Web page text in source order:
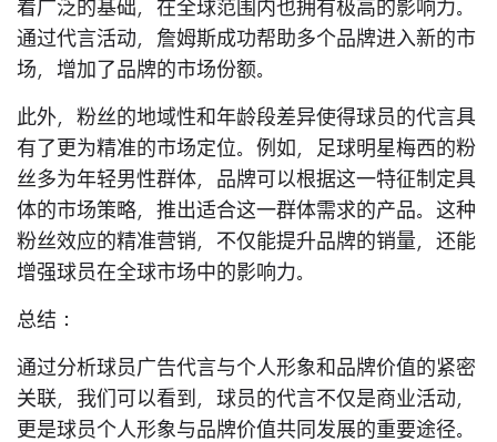
着广泛的基础，在全球范围内也拥有极高的影响力。
通过代言活动，詹姆斯成功帮助多个品牌进入新的市
场，增加了品牌的市场份额。
此外，粉丝的地域性和年龄段差异使得球员的代言具
有了更为精准的市场定位。例如，足球明星梅西的粉
丝多为年轻男性群体，品牌可以根据这一特征制定具
体的市场策略，推出适合这一群体需求的产品。这种
粉丝效应的精准营销，不仅能提升品牌的销量，还能
增强球员在全球市场中的影响力。
总结：
通过分析球员广告代言与个人形象和品牌价值的紧密
关联，我们可以看到，球员的代言不仅是商业活动，
更是球员个人形象与品牌价值共同发展的重要途径。